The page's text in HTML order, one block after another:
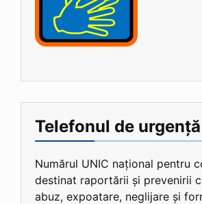
Telefonul de urgență
Numărul UNIC național pentru
destinat raportării și prevenirii
abuz, expoatare, neglijare și